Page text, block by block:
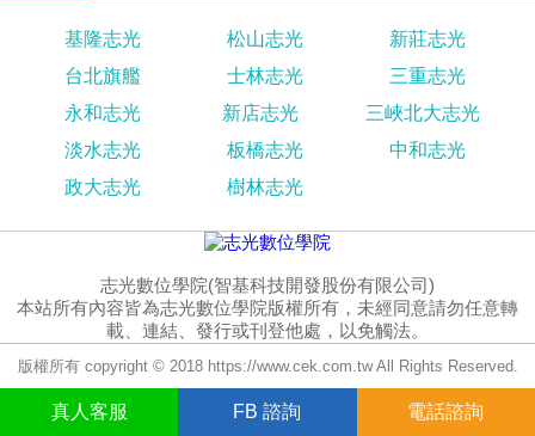
真人 客服 FB 諮詢 電話諮詢
基隆志光 松山志光
新莊志光
台北旗艦
士林志光
三重志光
永和志光
新店志光
三峽北大志光
淡水志光
板橋志光
中和志光
政大志光
樹林志光
志光數位學院(智基科技開發股份有限公司)
本站所有內容皆為志光數位學院版權所有，未經同意請勿任意轉
載、連結、發行或刊登他處，以免觸法。
版權所有 copyright © 2018 https://www.cek.com.tw All Rights Reserved.